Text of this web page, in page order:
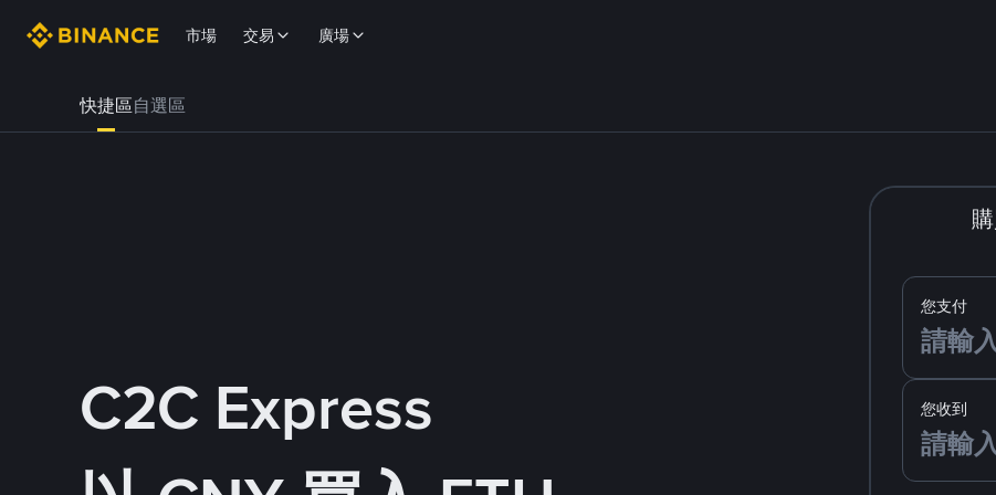
市場 交易 廣場
快捷區自選區
C2C Express
您支付
您收到